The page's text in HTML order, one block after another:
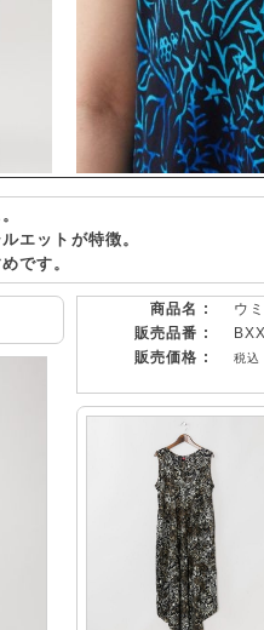
エットが特徴。
です。
商品名 :
ウ
販売品番 :
販売価格 :